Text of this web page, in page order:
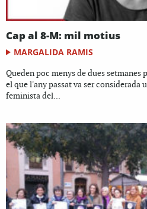
Cap al 8-M: mil motius
MARGALIDA RAMIS
Queden poc menys de dues
el que l'any passat va ser considerada
feminista del...